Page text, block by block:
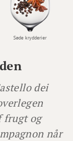
dei
frugt og
når
Søde krydderier